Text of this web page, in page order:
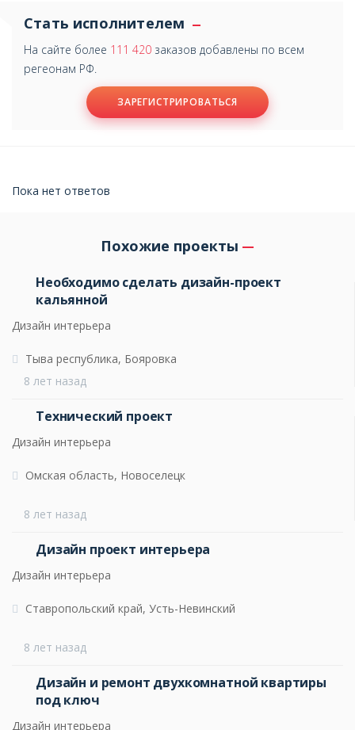
Стать исполнителем
На сайте более 111 420 заказов добавлены по всем
регеонам РФ.
ЗАРЕГИСТРИРОВАТЬСЯ
Пока нет ответов
Похожие проекты
Необходимо сделать дизайн-проект
кальянной
Дизайн интерьера
8 лет назад
Тыва республика, Бояровка
Технический проект
Дизайн интерьера
8 лет назад
Омская область, Новоселецк
Дизайн проект интерьера
Дизайн интерьера
8 лет назад
Ставропольский край, Усть-Невинский
Дизайн и ремонт двухкомнатной квартиры
под ключ
Дизайн интерьера